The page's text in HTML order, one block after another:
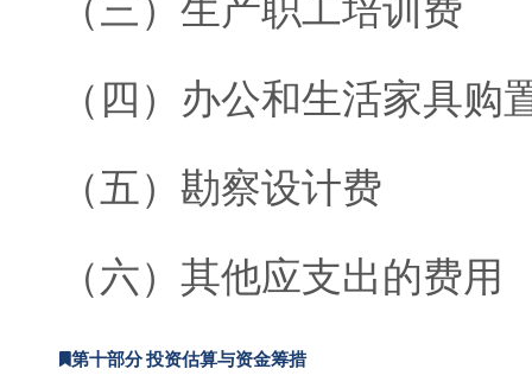
（四）办公和生活家具购
（五）勘察设计费
（六）其他应支出的费用
第十部分 投资估算与资金筹措